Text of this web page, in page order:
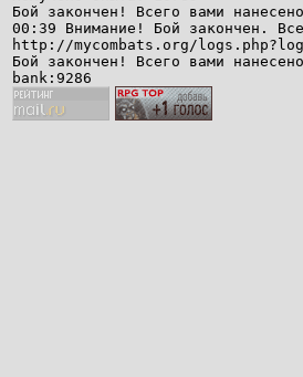
Бой закончен! Всего вами
00:39 Внимание! Бой закончен.
http://mycombats.org/
Бой закончен! Всего вами
bank:9286